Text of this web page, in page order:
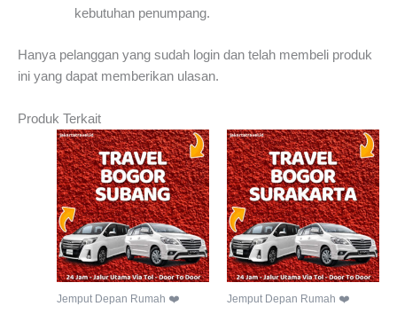
kebutuhan penumpang.
Hanya pelanggan yang sudah login dan telah membeli produk
ini yang dapat memberikan ulasan.
Produk Terkait
Jemput Depan Rumah ❤️ Jemput Depan Rumah ❤️